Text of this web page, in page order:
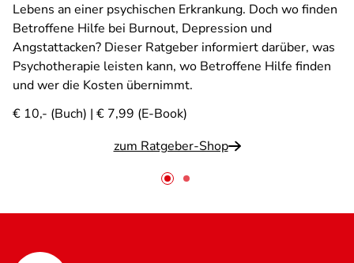
Lebens an einer psychischen Erkrankung. Doch wo finden
Betroffene Hilfe bei Burnout, Depression und
Angstattacken? Dieser Ratgeber informiert darüber, was
Psychotherapie leisten kann, wo Betroffene Hilfe finden
und wer die Kosten übernimmt.
€ 10,- (Buch) | € 7,99 (E-Book)
zum Ratgeber-Shop